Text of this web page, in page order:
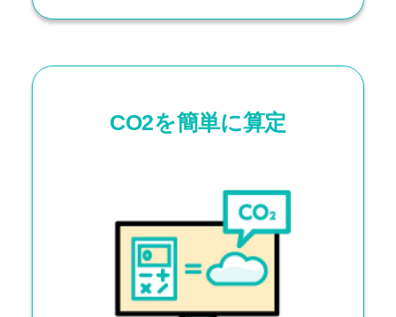
CO2を簡単に算定